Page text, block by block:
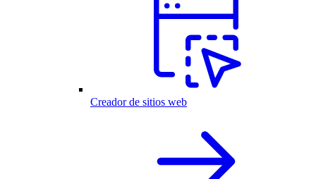
Creador de sitios web